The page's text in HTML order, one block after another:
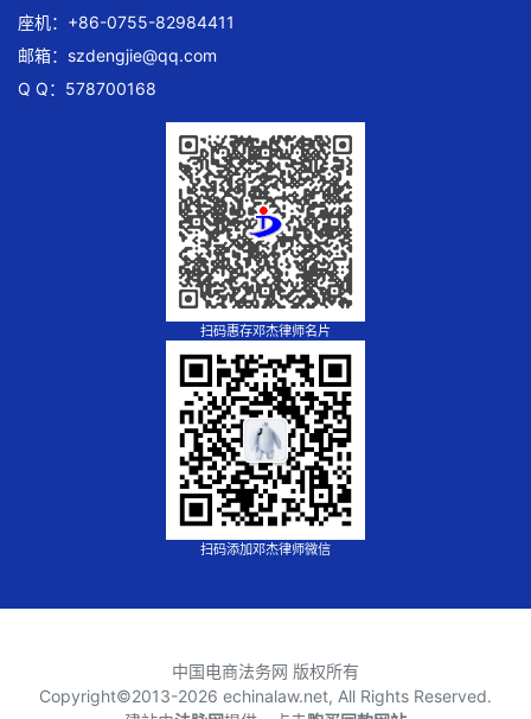
座机：+86-0755-82984411
邮箱： szdengjie@qq.com
Q Q：578700168
扫码惠存邓杰律师名片
扫码添加邓杰律师微信
中国电商法务网 版权所有
Copyright©2013-2026 echinalaw.net, All Rights Reserved.